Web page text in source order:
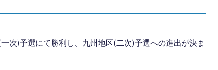
次)予選にて勝利し、九州地区(二次)予選への進出が決ま